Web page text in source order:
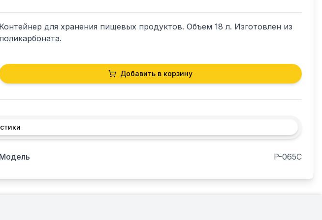
Контейнер для хранения пищевых продуктов. Объем 18 л. Изготовлен из
поликарбоната.
Добавить в корзину
Модель P-065C